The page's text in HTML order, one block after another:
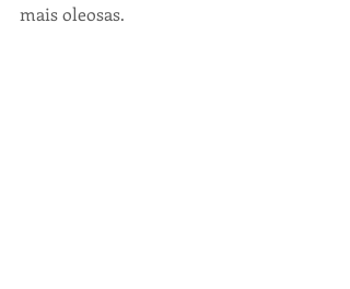
mais oleosas.